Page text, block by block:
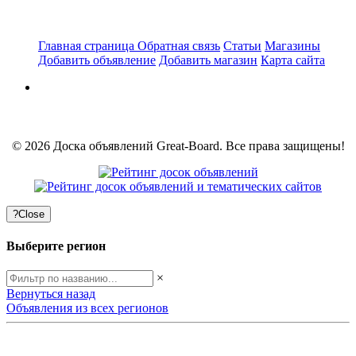
Главная страница Обратная связь Статьи Магазины
Добавить объявление Добавить магазин Карта сайта
© 2026 Доска объявлений Great-Board. Все права защищены!
?Close
Выберите регион
×
Вернуться назад
Объявления из всех регионов